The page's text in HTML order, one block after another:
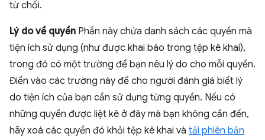
từ chối.
Lý do về quyền Phần này chứa danh sách các quyền mà
tiện ích sử dụng (như được khai báo trong tệp kê khai),
trong đó có một trường để bạn nêu lý do cho mỗi quyền.
Điền vào các trường này để cho người đánh giá biết lý
do tiện ích của bạn cần sử dụng từng quyền. Nếu có
những quyền được liệt kê ở đây mà bạn không cần đến,
hãy xoá các quyền đó khỏi tệp kê khai và tải phiên bản